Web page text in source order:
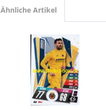
Ähnliche Artikel